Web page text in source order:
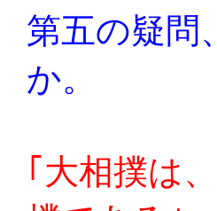
第五の疑問
か。
｢大相撲は